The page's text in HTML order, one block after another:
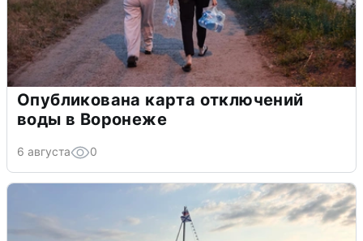
Опубликована карта отключений
воды в Воронеже
6 августа 0